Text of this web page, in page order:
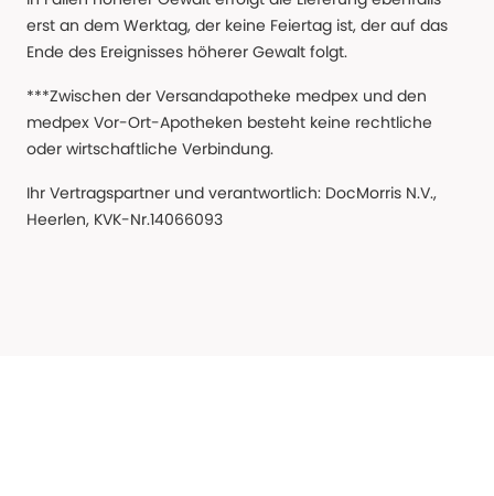
erst an dem Werktag, der keine Feiertag ist, der auf das
Ende des Ereignisses höherer Gewalt folgt.
***Zwischen der Versandapotheke medpex und den
medpex Vor-Ort-Apotheken besteht keine rechtliche
oder wirtschaftliche Verbindung.
Ihr Vertragspartner und verantwortlich: DocMorris N.V.,
Heerlen, KVK-Nr.14066093